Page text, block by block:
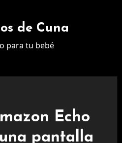
de Cuna
para tu bebé
Echo
una pantalla